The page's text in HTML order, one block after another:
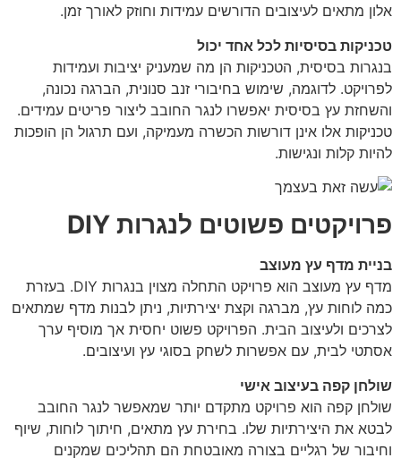
אלון מתאים לעיצובים הדורשים עמידות וחוזק לאורך זמן.
טכניקות בסיסיות לכל אחד יכול
בנגרות בסיסית, הטכניקות הן מה שמעניק יציבות ועמידות
לפרויקט. לדוגמה, שימוש בחיבורי זנב סנונית, הברגה נכונה,
והשחזת עץ בסיסית יאפשרו לנגר החובב ליצור פריטים עמידים.
טכניקות אלו אינן דורשות הכשרה מעמיקה, ועם תרגול הן הופכות
להיות קלות ונגישות.
פרויקטים פשוטים לנגרות DIY
בניית מדף עץ מעוצב
מדף עץ מעוצב הוא פרויקט התחלה מצוין בנגרות DIY. בעזרת
כמה לוחות עץ, מברגה וקצת יצירתיות, ניתן לבנות מדף שמתאים
לצרכים ולעיצוב הבית. הפרויקט פשוט יחסית אך מוסיף ערך
אסתטי לבית, עם אפשרות לשחק בסוגי עץ ועיצובים.
שולחן קפה בעיצוב אישי
שולחן קפה הוא פרויקט מתקדם יותר שמאפשר לנגר החובב
לבטא את היצירתיות שלו. בחירת עץ מתאים, חיתוך לוחות, שיוף
וחיבור של רגליים בצורה מאובטחת הם תהליכים שמקנים